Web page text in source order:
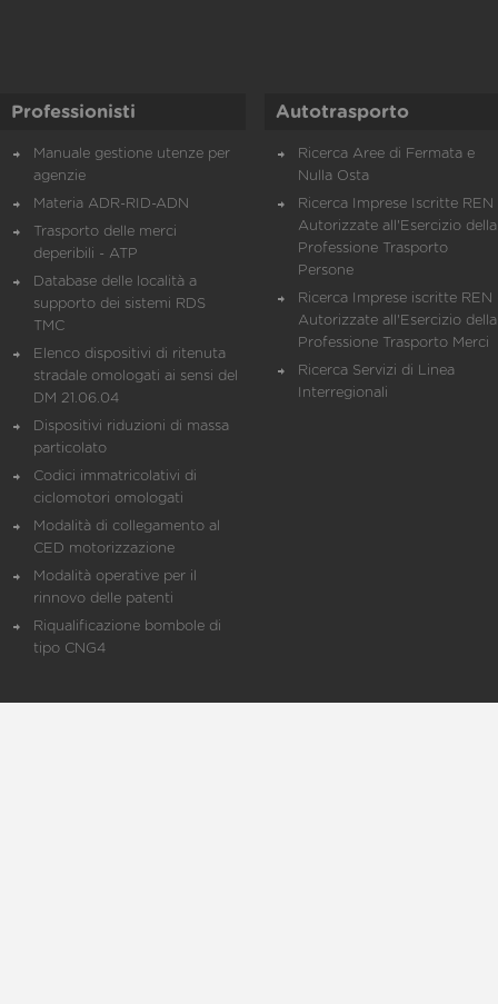
Professionisti
Manuale gestione utenze per
agenzie
Materia ADR-RID-ADN
Trasporto delle merci
deperibili - ATP
Database delle località a
supporto dei sistemi RDS
TMC
Elenco dispositivi di ritenuta
stradale omologati ai sensi del
DM 21.06.04
Dispositivi riduzioni di massa
particolato
Codici immatricolativi di
ciclomotori omologati
Modalità di collegamento al
CED motorizzazione
Modalità operative per il
rinnovo delle patenti
Riqualificazione bombole di
tipo CNG4
Autotrasporto
Ricerca Aree di Fermata e
Nulla Osta
Ricerca Imprese Iscritte REN
Autorizzate all'Esercizio della
Professione Trasporto
Persone
Ricerca Imprese iscritte REN
Autorizzate all'Esercizio della
Professione Trasporto Merci
Ricerca Servizi di Linea
Interregionali